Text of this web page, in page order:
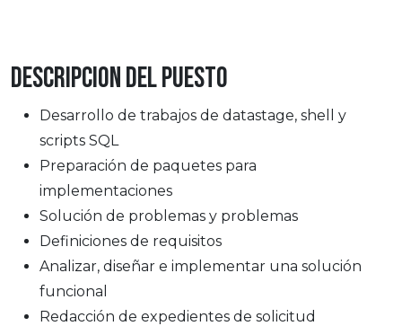
Descripcion del puesto
Desarrollo de trabajos de datastage, shell y
scripts SQL
Preparación de paquetes para
implementaciones
Solución de problemas y problemas
Definiciones de requisitos
Analizar, diseñar e implementar una solución
funcional
Redacción de expedientes de solicitud